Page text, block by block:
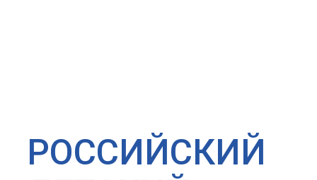
РОССИЙСКИЙ